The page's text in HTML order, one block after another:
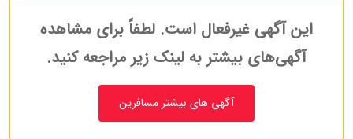
این آگهی غیرفعال است. لطفاً برای مشاهده
آگهی‌های بیشتر به لینک زیر مراجعه کنید.
آگهی های بیشتر مسافرین